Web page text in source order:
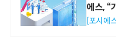
에스, “
환원 강
[포시에